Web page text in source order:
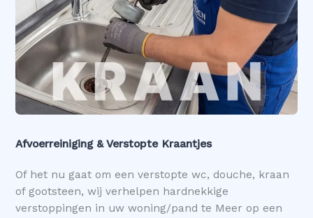
Afvoerreiniging & Verstopte Kraantjes
Of het nu gaat om een verstopte wc, douche, kraan
of gootsteen, wij verhelpen hardnekkige
verstoppingen in uw woning/pand te Meer op een